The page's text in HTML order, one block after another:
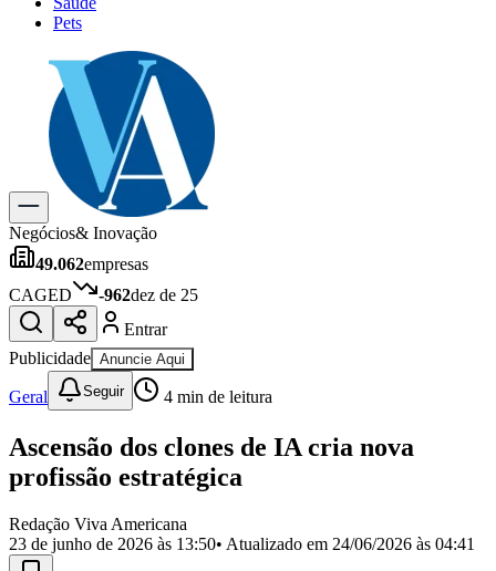
Pets
Explore Tudo
Últimas Notícias
Previsão do Tempo
Dia a Dia & Lazer
Gastronomia
Cinema & Shows
Para Sua Empresa
Anuncie no Portal
Cadastrar Empresa
Divulgar Vagas
Publicidade Legal
Política
Eleições
Segurança
Cultura
Meio Ambiente
Obras
Bairros de Americana
Centro
Negócios& Inovação
49.062empresas
CAGED
-962dez de 25
Entrar
Publicidade Anuncie Aqui
Geral Seguir 4 min de leitura
Ascensão dos clones de IA cria nova
profissão estratégica
Redação Viva Americana
23 de junho de 2026 às 13:50• Atualizado em 24/06/2026 às 04:41